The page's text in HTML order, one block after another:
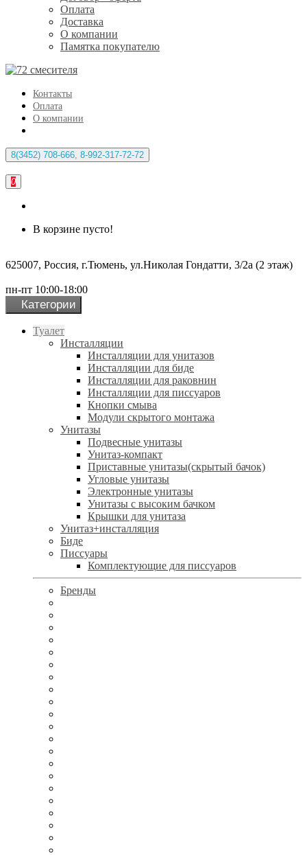
Оплата
Доставка
О компании
Памятка покупателю
Контакты
Оплата
О компании
8(3452) 708-666, 8-992-317-72-72
0
В корзине пусто!
625007, Россия, г.Тюмень, ул.Николая Гондатти, 3/2а (2 этаж)
пн-пт 10:00-18:00
Категории
Туалет
Инсталляции
Инсталляции для унитазов
Инсталляции для биде
Инсталляции для раковнин
Инсталляции для писсуаров
Кнопки смыва
Модули скрытого монтажа
Унитазы
Подвесные унитазы
Унитаз-компакт
Приставные унитазы(скрытый бачок)
Угловые унитазы
Электронные унитазы
Унитазы с высоким бачком
Крышки для унитаза
Унитаз+инсталляция
Биде
Писсуары
Комплектующие для писсуаров
Бренды